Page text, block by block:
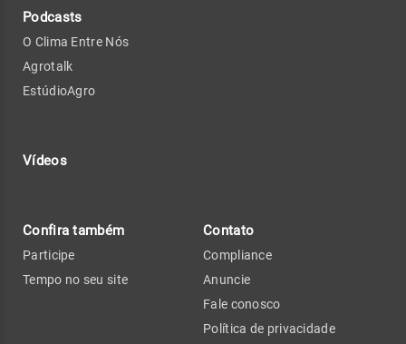
Podcasts
O Clima Entre Nós
Agrotalk
EstúdioAgro
Vídeos
Confira também
Participe
Tempo no seu site
Contato
Compliance
Anuncie
Fale conosco
Política de privacidade